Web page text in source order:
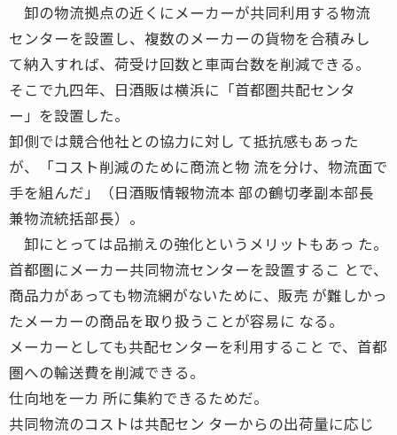
卸の物流拠点の近くにメーカーが共同利用する物流
センターを設置し、複数のメーカーの貨物を合積みし
て納入すれば、荷受け回数と車両台数を削減できる。
そこで九四年、日酒販は横浜に「首都圏共配センタ
ー」を設置した。
卸側では競合他社との協力に対し て抵抗感もあった
が、「コスト削減のために商流と物 流を分け、物流面で
手を組んだ」（日酒販情報物流本 部の鶴切孝副本部長
兼物流統括部長）。
卸にとっては品揃えの強化というメリットもあっ た。
首都圏にメーカー共同物流センターを設置するこ とで、
商品力があっても物流網がないために、販売 が難しかっ
たメーカーの商品を取り扱うことが容易に なる。
メーカーとしても共配センターを利用すること で、首都
圏への輸送費を削減できる。
仕向地を一カ 所に集約できるためだ。
共同物流のコストは共配セン ターからの出荷量に応じ